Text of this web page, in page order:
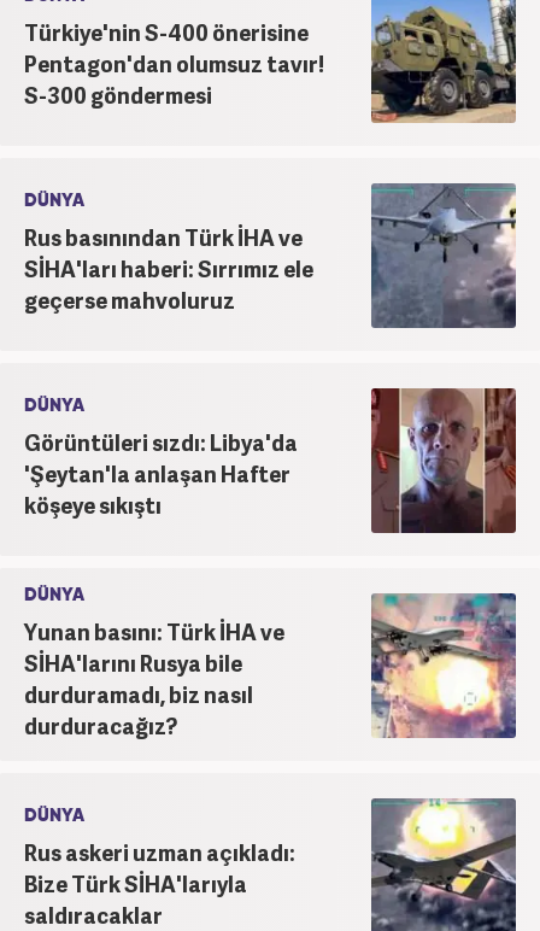
Türkiye'nin S-400 önerisine
Pentagon'dan olumsuz tavır!
S-300 göndermesi
DÜNYA
Rus basınından Türk İHA ve
SİHA'ları haberi: Sırrımız ele
geçerse mahvoluruz
DÜNYA
Görüntüleri sızdı: Libya'da
'Şeytan'la anlaşan Hafter
köşeye sıkıştı
DÜNYA
Yunan basını: Türk İHA ve
SİHA'larını Rusya bile
durduramadı, biz nasıl
durduracağız?
DÜNYA
Rus askeri uzman açıkladı:
Bize Türk SİHA'larıyla
saldıracaklar